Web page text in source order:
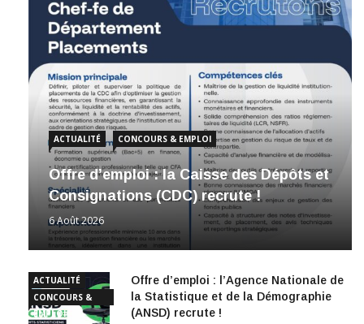
ACTUALITÉ CONCOURS & EMPLOI
Offre d’emploi : la Caisse des Dépôts et
Consignations (CDC) recrute !
6 Août 2026
ACTUALITÉ
CONCOURS &
EMPLOI
Offre d’emploi : l’Agence Nationale de
la Statistique et de la Démographie
(ANSD) recrute !